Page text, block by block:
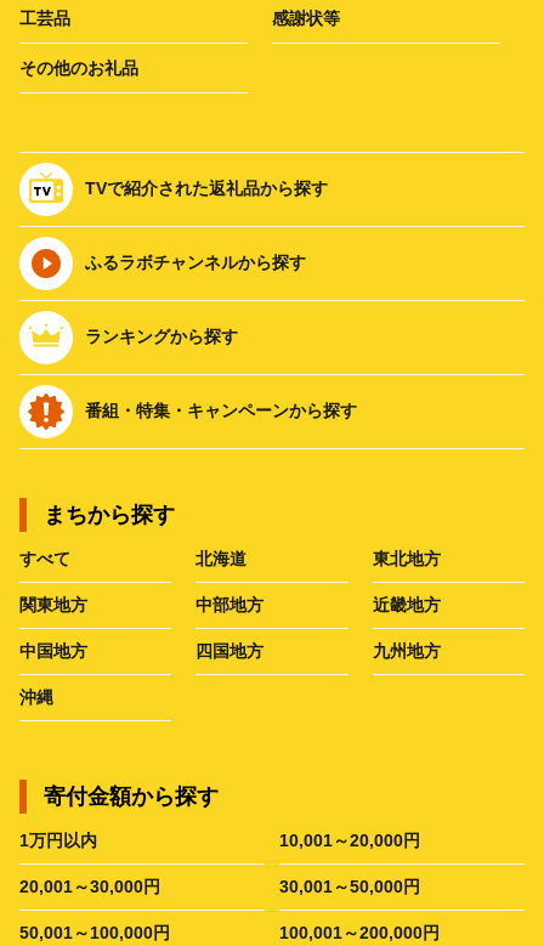
工芸品 感謝状等
その他のお礼品
TVで紹介された返礼品から探す
ふるラボチャンネルから探す
ランキングから探す
番組・特集・キャンペーンから探す
まちから探す
すべて 北海道 東北地方
関東地方 中部地方 近畿地方
中国地方 四国地方 九州地方
沖縄
寄付金額から探す
1万円以内 10,001～20,000円
20,001～30,000円 30,001～50,000円
50,001～100,000円 100,001～200,000円